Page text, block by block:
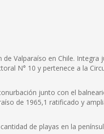
Valparaíso en Chile.
N° 10 y pertenece a la
junto con el
de 1965,1 ratificado y
de playas en la